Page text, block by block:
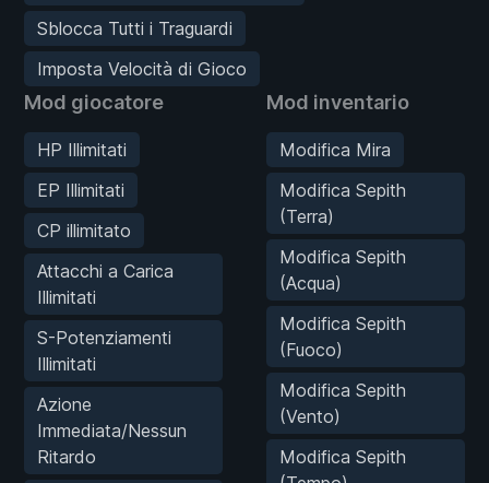
Sblocca Tutti i Traguardi
Imposta Velocità di Gioco
Mod giocatore
HP Illimitati
EP Illimitati
CP illimitato
Attacchi a Carica
Illimitati
S-Potenziamenti
Illimitati
Azione
Immediata/Nessun
Ritardo
Mod inventario
Modifica Mira
Modifica Sepith
(Terra)
Modifica Sepith
(Acqua)
Modifica Sepith
(Fuoco)
Modifica Sepith
(Vento)
Modifica Sepith